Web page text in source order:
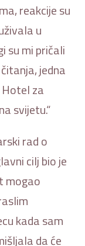
reakcije su
u
su mi pričali
jedna
za
svijetu.“
rad o
cilj bio je
mogao
kada sam
da će